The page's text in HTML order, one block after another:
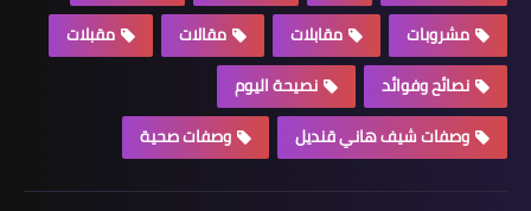
مشروبات
مقابلات مقالات
مقبلات
نصائح وفوائد
نصيحة اليوم
وصفات شيف هاني قنديل
وصفات صحية